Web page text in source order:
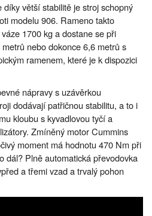
větší stabilitě je stroj schopný
modelu 906. Rameno takto
1700 kg a dostane se při
nebo dokonce 6,6 metrů s
ramenem, které je k dispozici
nápravy s uzávěrkou
dodávají patřičnou stabilitu, a to i
kloubu s kyvadlovou tyčí a
Zmíněný motor Cummins
moment má hodnotu 470 Nm při
dál? Plně automatická převodovka
a třemi vzad a trvalý pohon